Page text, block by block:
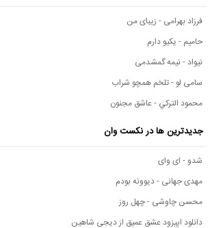
فرزاد بهرامی - زیبای من
حامیم - یکیو دارم
نیواد - نیمه گمشدمی
سامی لو - تلخم همچو شراب
محمود التركي - عاشق مجنون
جدیدترین ها در نکست وان
شدو - ای وای
مهدی جهانی - دیوونه بودم
محسن چاوشی - چهل روز
دانلود اپیزود عشق عمیق از دیجی شاهین